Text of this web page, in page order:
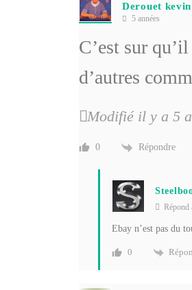
Derouet kevin
5 années
C’est sur
d’autres
Modifié il y a 5
0 Répondre
Répond
Ebay n’est pas du
0